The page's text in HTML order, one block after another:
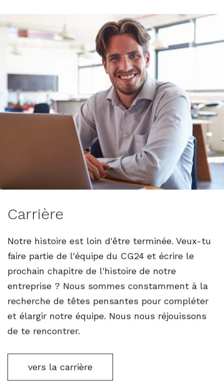
Carrière
Notre histoire est loin d'être terminée. Veux-tu
faire partie de l'équipe du CG24 et écrire le
prochain chapitre de l'histoire de notre
entreprise ? Nous sommes constamment à la
recherche de têtes pensantes pour compléter
et élargir notre équipe. Nous nous réjouissons
de te rencontrer.
vers la carrière